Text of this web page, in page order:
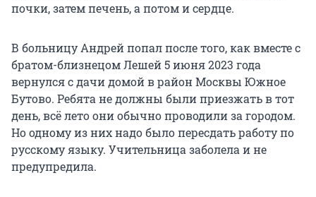
почки, затем печень, а потом и сердце.
В больницу Андрей попал после того, как вместе с
братом-близнецом Лешей 5 июня 2023 года
вернулся с дачи домой в район Москвы Южное
Бутово. Ребята не должны были приезжать в тот
день, всё лето они обычно проводили за городом.
Но одному из них надо было пересдать работу по
русскому языку. Учительница заболела и не
предупредила.